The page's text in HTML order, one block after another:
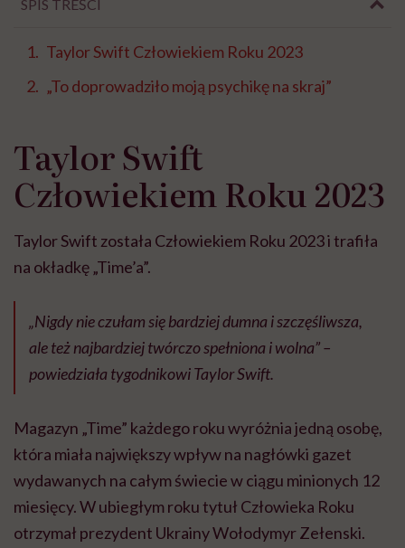
SPIS TREŚCI
Taylor Swift Człowiekiem Roku 2023
„To doprowadziło moją psychikę na skraj”
Taylor Swift
Człowiekiem Roku 2023
Taylor Swift została Człowiekiem Roku 2023 i trafiła
na okładkę „Time’a”.
„Nigdy nie czułam się bardziej dumna i szczęśliwsza,
ale też najbardziej twórczo spełniona i wolna” –
powiedziała tygodnikowi Taylor Swift.
Magazyn „Time” każdego roku wyróżnia jedną osobę,
która miała największy wpływ na nagłówki gazet
wydawanych na całym świecie w ciągu minionych 12
miesięcy. W ubiegłym roku tytuł Człowieka Roku
otrzymał prezydent Ukrainy Wołodymyr Zełenski.